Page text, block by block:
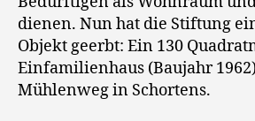
dienen. Nun hat die Stiftung
Objekt geerbt: Ein 130
Einfamilienhaus (Baujahr
Mühlenweg in Schortens.